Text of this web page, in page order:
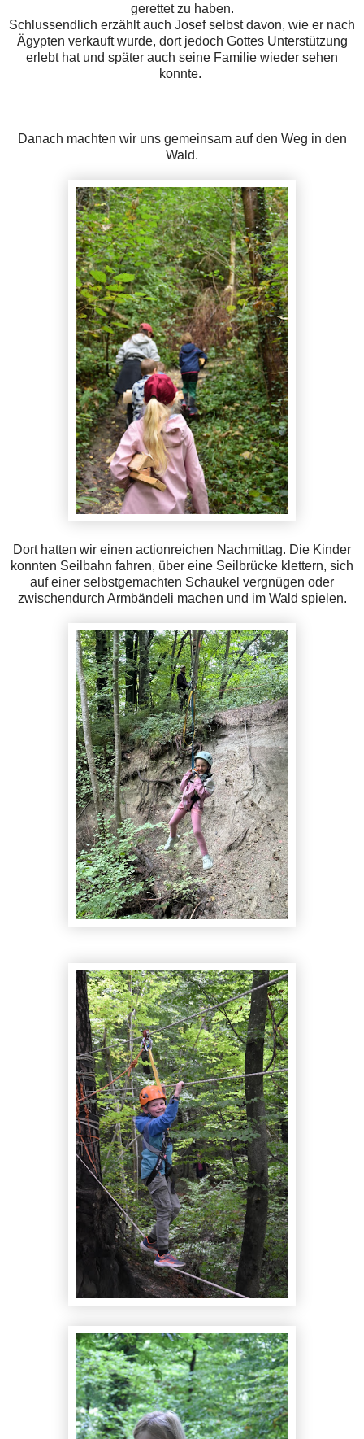
gerettet zu haben.
Schlussendlich erzählt auch Josef selbst davon, wie er nach
Ägypten verkauft wurde, dort jedoch Gottes Unterstützung
erlebt hat und später auch seine Familie wieder sehen
konnte.
Danach machten wir uns gemeinsam auf den Weg in den
Wald.
Dort hatten wir einen actionreichen Nachmittag. Die Kinder
konnten Seilbahn fahren, über eine Seilbrücke klettern, sich
auf einer selbstgemachten Schaukel vergnügen oder
zwischendurch Armbändeli machen und im Wald spielen.